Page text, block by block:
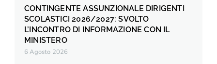
CONTINGENTE ASSUNZIONALE DIRIGENTI
SCOLASTICI 2026/2027: SVOLTO
L’INCONTRO DI INFORMAZIONE CON IL
MINISTERO
6 Agosto 2026